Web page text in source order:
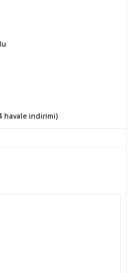
havale indirimi)